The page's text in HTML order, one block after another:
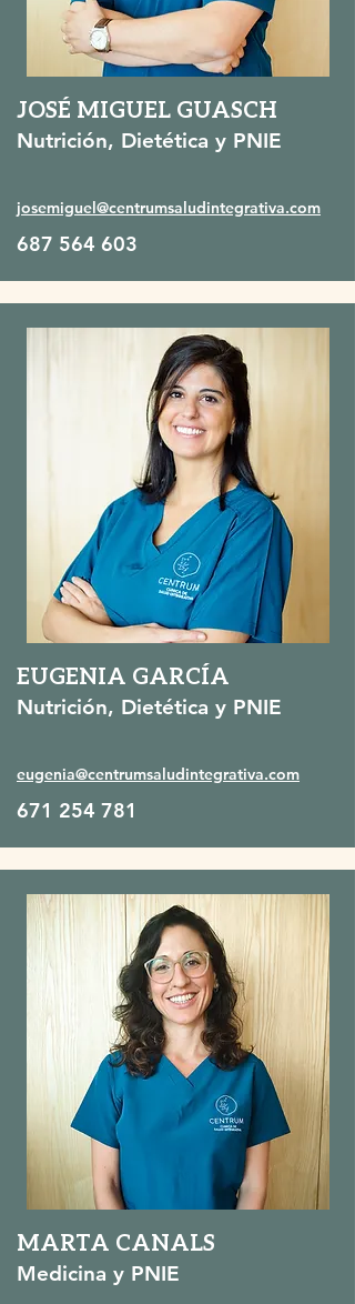
JOSÉ MIGUEL GUASCH
Nutrición, Dietética y PNIE
josemiguel@centrumsaludintegrativa.com
687 564 603
EUGENIA GARCÍA
Nutrición, Dietética y PNIE
eugenia@centrumsaludintegrativa.com
671 254 781
MARTA CANALS
Medicina y PNIE